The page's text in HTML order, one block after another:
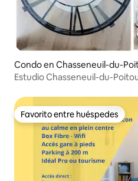
Condo en Chasseneuil-du-
Estudio Chasseneuil-du-
Favorito entre huéspedes
Favorito entre huéspedes